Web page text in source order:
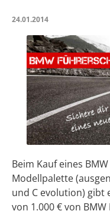
24.01.2014
Beim Kauf eines
Modellpalette
und C evolution) gibt
von 1.000 € von